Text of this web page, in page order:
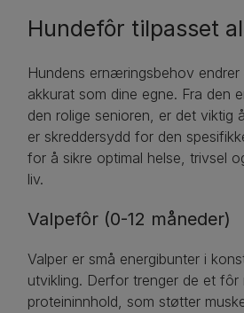
Hundefôr tilpasset
Hundens ernæringsbehov
akkurat som dine egne. Fra den
den rolige senioren, er det viktig
er skreddersydd for den
for å sikre optimal helse, trivsel
liv.
Valpefôr (0-12 måneder)
Valper er små energibunter i
utvikling. Derfor trenger de et
proteininnhold, som støtter